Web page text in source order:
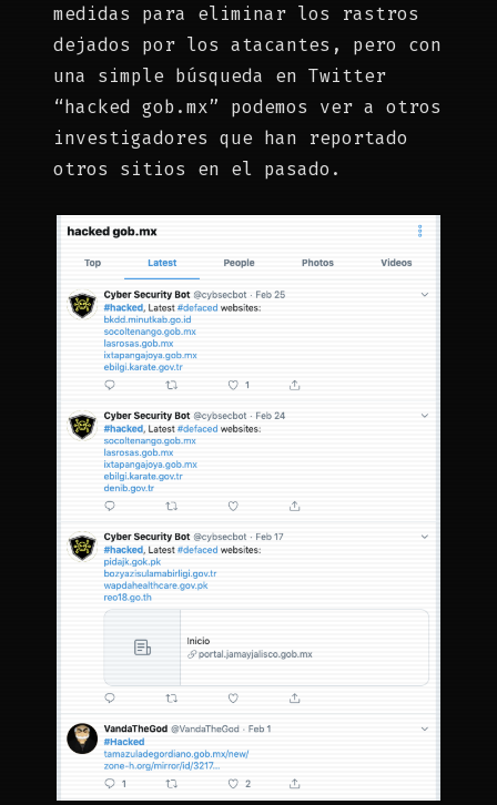
medidas para eliminar los rastros
dejados por los atacantes, pero con
una simple búsqueda en Twitter
“hacked gob.mx” podemos ver a otros
investigadores que han reportado
otros sitios en el pasado.